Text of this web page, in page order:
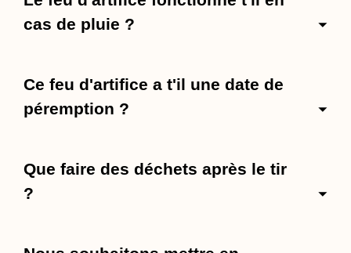
cas de pluie ?
Ce feu d'artifice a t'il une date de
péremption ?
Que faire des déchets après le tir
?